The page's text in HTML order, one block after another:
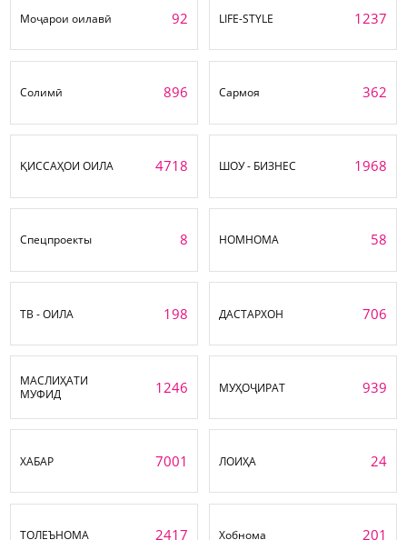
Моҷарои оилавӣ 92 LIFE-STYLE 1237
Солимӣ 896 Сармоя 362
ҚИССАҲОИ ОИЛА 4718 ШОУ - БИЗНЕС 1968
Спецпроекты 8 НОМНОМА 58
ТВ - ОИЛА 198 ДАСТАРХОН 706
МАСЛИҲАТИ
МУФИД
1246 МУҲОҶИРАТ 939
ХАБАР 7001 ЛОИҲА 24
ТОЛЕЪНОМА 2417 Хобнома 201